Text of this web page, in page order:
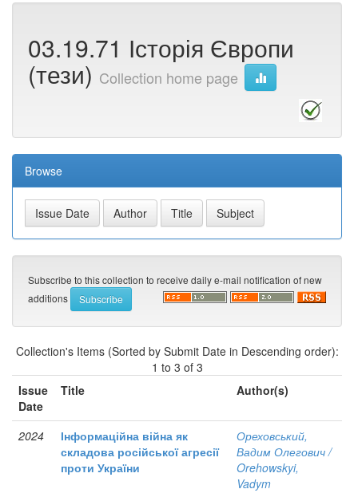
03.19.71 Історія Європи
(тези) Collection home page
Browse
Subscribe to this collection to receive daily e-mail notification of new
additions
Collection's Items (Sorted by Submit Date in Descending order):
1 to 3 of 3
Issue
Date
Title Author(s)
2024
Інформаційна війна як
складова російської агресії
проти України
Ореховський,
Вадим Олегович /
Orehowskyi,
Vadym